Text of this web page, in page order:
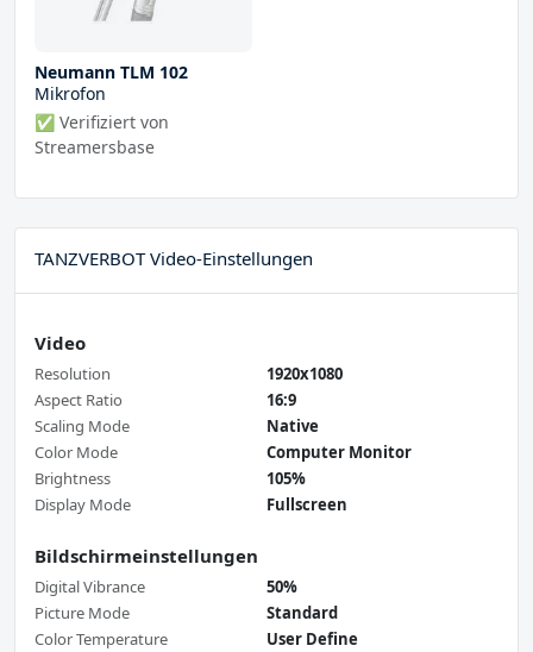
Neumann TLM 102
Mikrofon
✅ Verifiziert von
Streamersbase
TANZVERBOT Video-Einstellungen
Video
Resolution
1920x1080
Aspect Ratio
16:9
Scaling Mode
Native
Color Mode
Computer Monitor
Brightness
105%
Display Mode
Fullscreen
Bildschirmeinstellungen
Digital Vibrance
50%
Picture Mode
Standard
Color Temperature
User Define